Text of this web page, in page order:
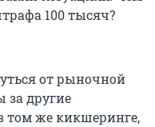
100 тысяч?
от рыночной
за другие
том же кикшеринге,